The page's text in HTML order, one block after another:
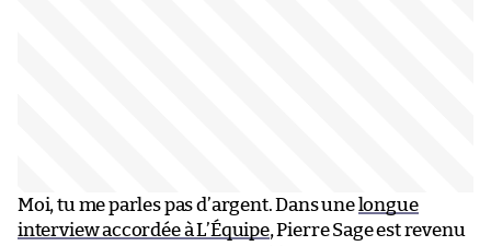
Moi, tu me parles pas d’argent. Dans une longue
interview accordée à L’Équipe, Pierre Sage est revenu